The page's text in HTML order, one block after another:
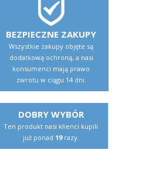
BEZPIECZNE ZAKUPY
Wszystkie zakupy objęte są
dodatkową ochroną, a nasi
konsumenci mają prawo
zwrotu w ciągu 14 dni.
DOBRY WYBÓR
Ten produkt nasi klienci kupili
już ponad 19razy.